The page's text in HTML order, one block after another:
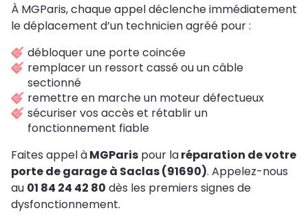
À MGParis, chaque appel déclenche immédiatement
le déplacement d’un technicien agréé pour :
débloquer une porte coincée
remplacer un ressort cassé ou un câble
sectionné
remettre en marche un moteur défectueux
sécuriser vos accès et rétablir un
fonctionnement fiable
Faites appel àMGParis pour laréparation de votre
porte de garage à Saclas (91690). Appelez-nous
au 01 84 24 42 80 dès les premiers signes de
dysfonctionnement.